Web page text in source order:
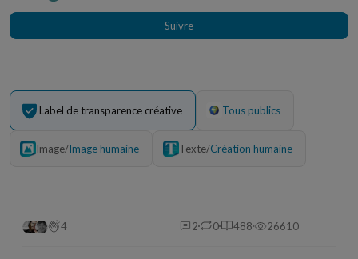
Suivre
Label de transparence créative Tous publics
Image/Image humaine Texte/Création humaine
4 2 0 488 26610